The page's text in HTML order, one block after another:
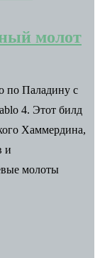
молот
по Паладину с
4. Этот билд
Хаммердина,
и
молоты